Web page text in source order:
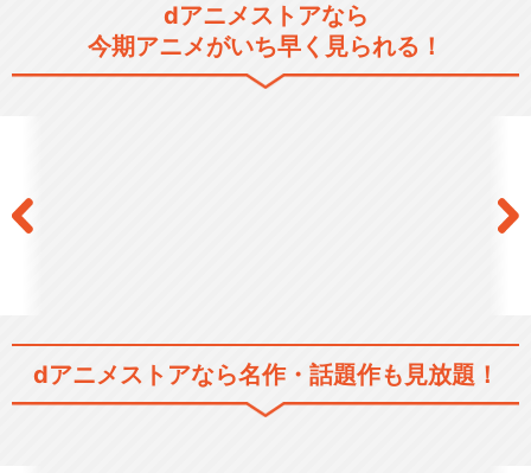
dアニメストアなら
今期アニメがいち早く見られる！
dアニメストアなら名作・話題作も見放題！